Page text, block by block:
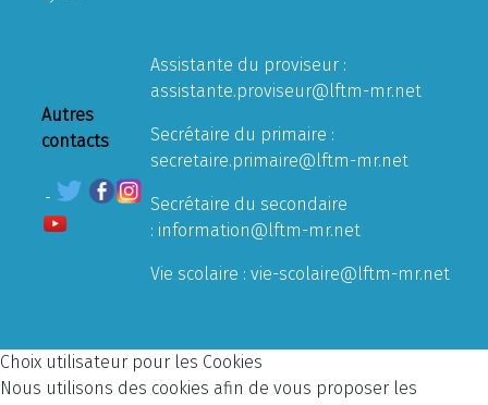
Autres
contacts
Assistante du proviseur :
assistante.proviseur@lftm-mr.net
Secrétaire du primaire :
secretaire.primaire@lftm-mr.net
Secrétaire du secondaire
: information@lftm-mr.net
Vie scolaire : vie-scolaire@lftm-mr.net
Choix utilisateur pour les Cookies
Nous utilisons des cookies afin de vous proposer les